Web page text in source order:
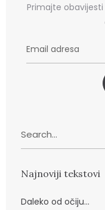
Primajte
d
r
s
for:
Najnoviji tekstovi
Daleko od očiju…